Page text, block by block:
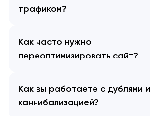
трафиком?
Как часто нужно
переоптимизировать сайт?
Как вы работаете с дублями и
каннибализацией?